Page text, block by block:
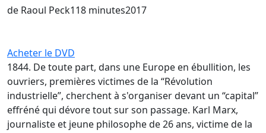
de Raoul Peck118 minutes2017
Acheter le DVD
1844. De toute part, dans une Europe en ébullition, les
ouvriers, premières victimes de la “Révolution
industrielle”, cherchent à s'organiser devant un “capital”
effréné qui dévore tout sur son passage. Karl Marx,
journaliste et jeune philosophe de 26 ans, victime de la